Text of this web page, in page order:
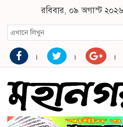
রবিবার, ০৯ অগাস্ট